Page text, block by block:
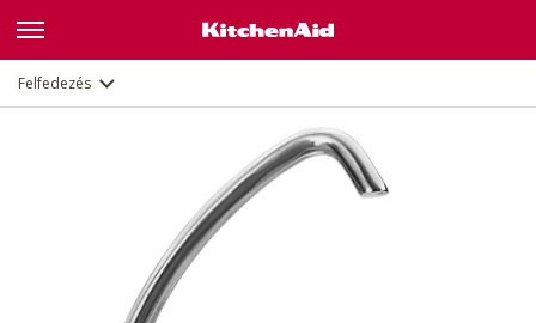
Felfedezés Leírás